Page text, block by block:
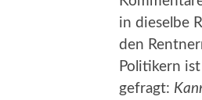
in dieselbe
den
Politikern
gefragt: